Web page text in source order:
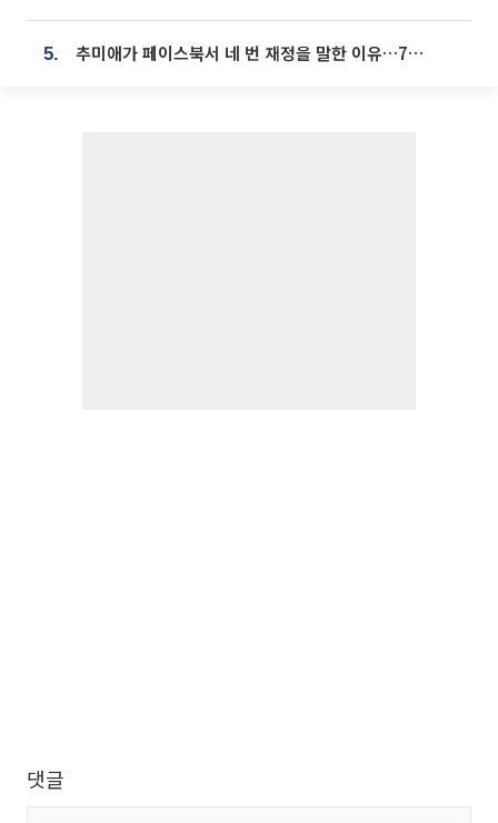
5. 추미애가 페이스북서 네 번 재정을 말한 이유…7700억 추경 열쇠는 도의회에
댓글